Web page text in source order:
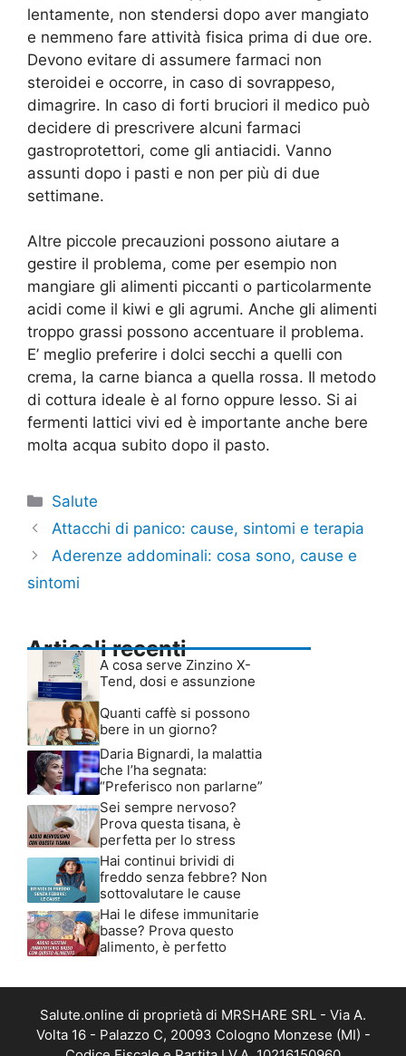
lentamente, non stendersi dopo aver mangiato
e nemmeno fare attività fisica prima di due ore.
Devono evitare di assumere farmaci non
steroidei e occorre, in caso di sovrappeso,
dimagrire. In caso di forti bruciori il medico può
decidere di prescrivere alcuni farmaci
gastroprotettori, come gli antiacidi. Vanno
assunti dopo i pasti e non per più di due
settimane.
Altre piccole precauzioni possono aiutare a
gestire il problema, come per esempio non
mangiare gli alimenti piccanti o particolarmente
acidi come il kiwi e gli agrumi. Anche gli alimenti
troppo grassi possono accentuare il problema.
E’ meglio preferire i dolci secchi a quelli con
crema, la carne bianca a quella rossa. Il metodo
di cottura ideale è al forno oppure lesso. Si ai
fermenti lattici vivi ed è importante anche bere
molta acqua subito dopo il pasto.
Categorie
Salute
Attacchi di panico: cause, sintomi e terapia
Aderenze addominali: cosa sono, cause e
sintomi
Articoli recenti
A cosa serve Zinzino X-
Tend, dosi e assunzione
Quanti caffè si possono
bere in un giorno?
Daria Bignardi, la malattia
che l’ha segnata:
“Preferisco non parlarne”
Sei sempre nervoso?
Prova questa tisana, è
perfetta per lo stress
Hai continui brividi di
freddo senza febbre? Non
sottovalutare le cause
Hai le difese immunitarie
basse? Prova questo
alimento, è perfetto
Salute.online di proprietà di MRSHARE SRL - Via A.
Volta 16 - Palazzo C, 20093 Cologno Monzese (MI) -